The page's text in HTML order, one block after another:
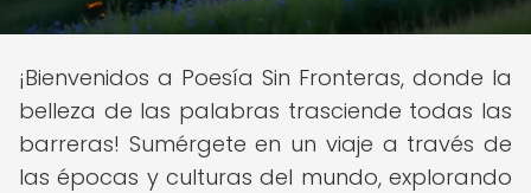
¡Bienvenidos a Poesía Sin Fronteras, donde la
belleza de las palabras trasciende todas las
barreras! Sumérgete en un viaje a través de
las épocas y culturas del mundo, explorando